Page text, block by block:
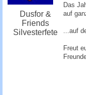
Dusfor &
Friends
Silvesterfete
Das
auf
...auf
Freut